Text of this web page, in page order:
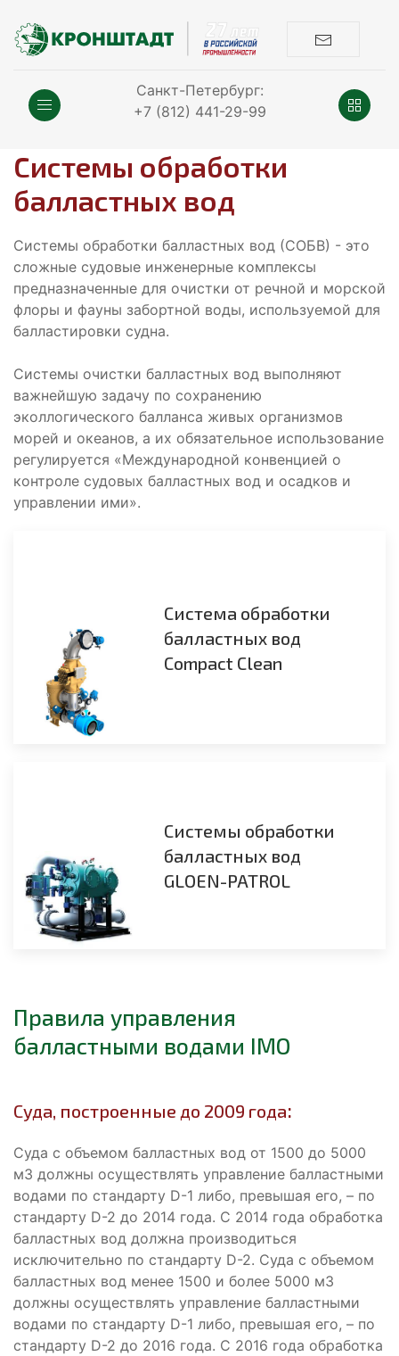
Санкт-Петербург:
+7 (812) 441-29-99
Системы обработки
балластных вод
Системы обработки балластных вод (СОБВ) - это
сложные судовые инженерные комплексы
предназначенные для очистки от речной и морской
флоры и фауны забортной воды, используемой для
балластировки судна.
Системы очистки балластных вод выполняют
важнейшую задачу по сохранению
эколлогического балланса живых организмов
морей и океанов, а их обязательное использование
регулируется «Международной конвенцией о
контроле судовых балластных вод и осадков и
управлении ими».
Система обработки
балластных вод
Compact Clean
Системы обработки
балластных вод
GLOEN-PATROL
Правила управления
балластными водами IMO
Суда, построенные до 2009 года:
Суда с объемом балластных вод от 1500 до 5000
м3 должны осуществлять управление балластными
водами по стандарту D-1 либо, превышая его, – по
стандарту D-2 до 2014 года. С 2014 года обработка
балластных вод должна производиться
исключительно по стандарту D-2. Суда с объемом
балластных вод менее 1500 и более 5000 м3
должны осуществлять управление балластными
водами по стандарту D-1 либо, превышая его, – по
стандарту D-2 до 2016 года. С 2016 года обработка